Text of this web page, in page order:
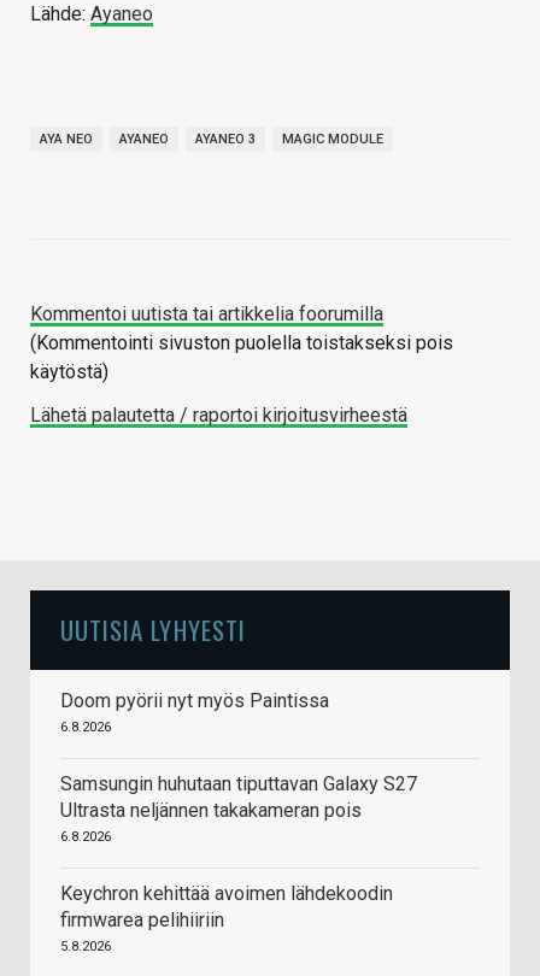
Lähde: Ayaneo
AYA NEO AYANEO AYANEO 3 MAGIC MODULE
Kommentoi uutista tai artikkelia foorumilla
(Kommentointi sivuston puolella toistakseksi pois
käytöstä)
Lähetä palautetta / raportoi kirjoitusvirheestä
UUTISIA LYHYESTI
Doom pyörii nyt myös Paintissa
6.8.2026
Samsungin huhutaan tiputtavan Galaxy S27
Ultrasta neljännen takakameran pois
6.8.2026
Keychron kehittää avoimen lähdekoodin
firmwarea pelihiiriin
5.8.2026